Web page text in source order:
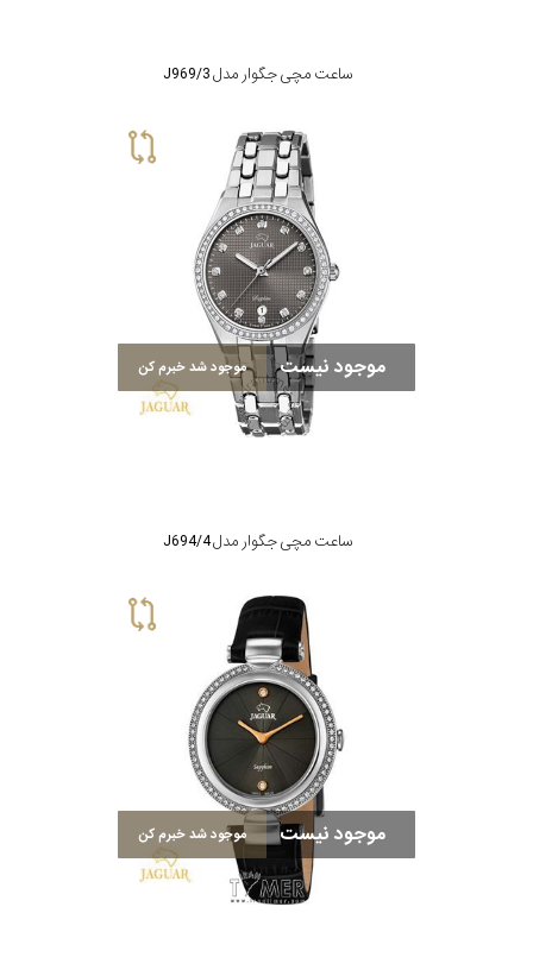
ساعت مچی جگوار مدل J969/3
موجود نیست موجود شد خبرم کن
ساعت مچی جگوار مدل J694/4
موجود نیست موجود شد خبرم کن